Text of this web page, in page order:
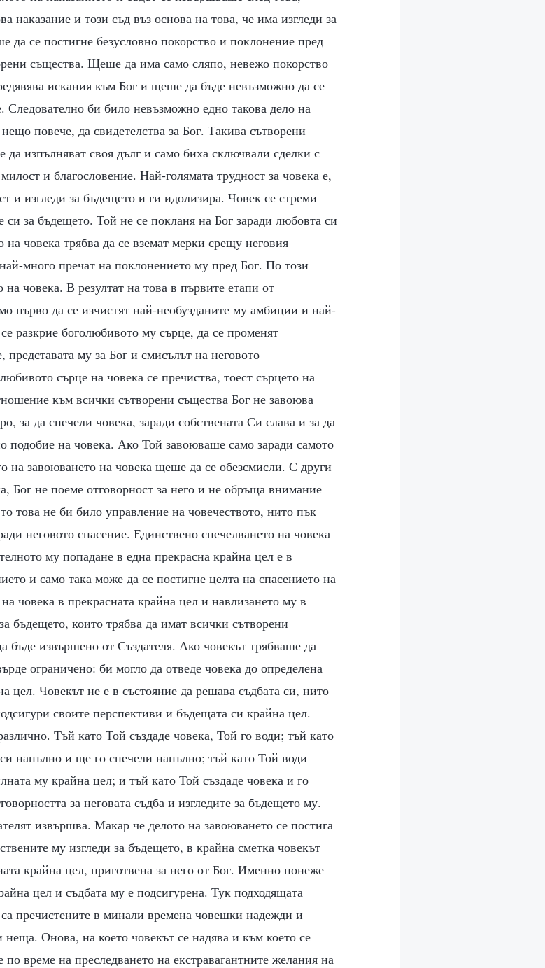
наказание и този съд въз основа на това, че има изгледи за
да се постигне безусловно покорство и поклонение пред
същества. Щеше да има само сляпо, невежо покорство
искания към Бог и щеше да бъде невъзможно да се
би било невъзможно едно такова дело на
повече, да свидетелства за Бог. Такива сътворени
да изпълняват своя дълг и само биха сключвали сделки с
и благословение. Най-голямата трудност за човека е,
и изгледи за бъдещето и ги идолизира. Човек се стреми
си за бъдещето. Той не се покланя на Бог заради любовта си
човека трябва да се вземат мерки срещу неговия
много пречат на поклонението му пред Бог. По този
човека. В резултат на това в първите етапи от
първо да се изчистят най-необузданите му амбиции и най-
разкрие боголюбивото му сърце, да се променят
му за Бог и смисълът на неговото
сърце на човека се пречиства, тоест сърцето на
към всички сътворени същества Бог не завоюва
за да спечели човека, заради собствената Си слава и за да
подобие на човека. Ако Той завоюваше само заради самото
на завоюването на човека щеше да се обезсмисли. С други
Бог не поеме отговорност за него и не обръща внимание
това не би било управление на човечеството, нито пък
неговото спасение. Единствено спечелването на човека
му попадане в една прекрасна крайна цел е в
и само така може да се постигне целта на спасението на
човека в прекрасната крайна цел и навлизането му в
бъдещето, които трябва да имат всички сътворени
бъде извършено от Създателя. Ако човекът трябваше да
ограничено: би могло да отведе човека до определена
цел. Човекът не е в състояние да решава съдбата си, нито
своите перспективи и бъдещата си крайна цел.
Тъй като Той създаде човека, Той го води; тъй като
напълно и ще го спечели напълно; тъй като Той води
му крайна цел; и тъй като Той създаде човека и го
за неговата съдба и изгледите за бъдещето му.
извършва. Макар че делото на завоюването се постига
му изгледи за бъдещето, в крайна сметка човекът
крайна цел, приготвена за него от Бог. Именно понеже
цел и съдбата му е подсигурена. Тук подходящата
пречистените в минали времена човешки надежди и
неща. Онова, на което човекът се надява и към което се
време на преследването на екстравагантните желания на